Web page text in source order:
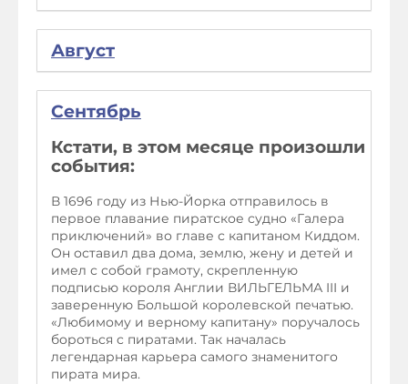
Август
Сентябрь
Кстати, в этом месяце произошли
события:
В 1696 году из Нью-Йорка отправилось в
первое плавание пиратское судно «Галера
приключений» во главе с капитаном Киддом.
Он оставил два дома, землю, жену и детей и
имел с собой грамоту, скрепленную
подписью короля Англии ВИЛЬГЕЛЬМА III и
заверенную Большой королевской печатью.
«Любимому и верному капитану» поручалось
бороться с пиратами. Так началась
легендарная карьера самого знаменитого
пирата мира.